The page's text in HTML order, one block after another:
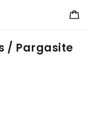
/ Pargasite